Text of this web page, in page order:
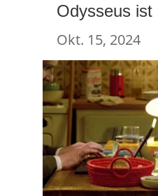
Odysseus ist
Okt. 15, 2024